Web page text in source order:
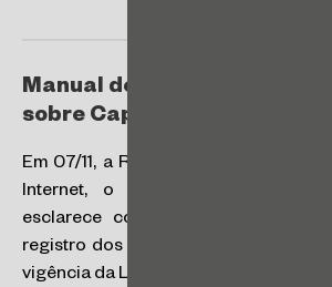
Manual de Orientação sobre
sobre Capital Próprio
Em 07/11, a Receita Federal
Internet, o Manual de
esclarece conceitos e orienta
registro dos Juros sobre Capital
vigência da Lei nº 14.789/2023.